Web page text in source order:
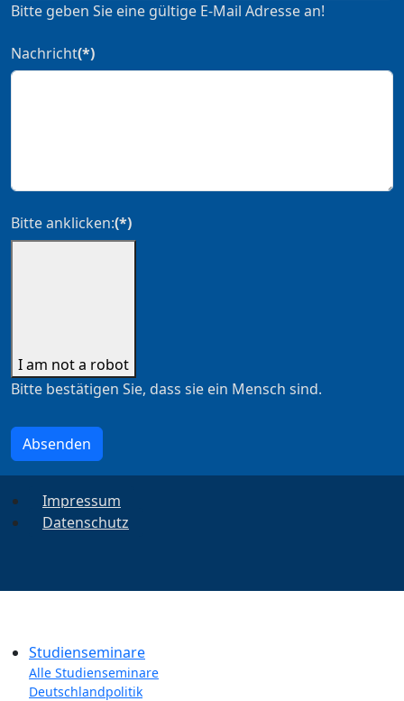
Bitte geben Sie eine gültige E-Mail Adresse an!
Nachricht(*)
Bitte anklicken:(*)
I am not a robot
Bitte bestätigen Sie, dass sie ein Mensch sind.
Absenden
Impressum
Datenschutz
Studienseminare
Alle Studienseminare
Deutschlandpolitik